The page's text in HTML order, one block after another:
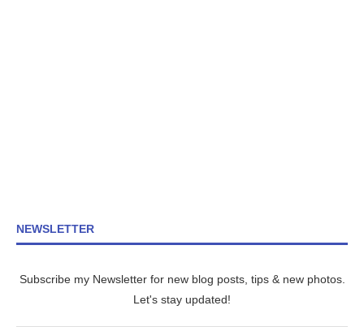
NEWSLETTER
Subscribe my Newsletter for new blog posts, tips & new photos.
Let's stay updated!